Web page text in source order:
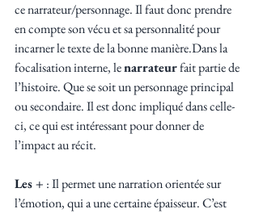
ce narrateur/personnage. Il faut donc prendre
en compte son vécu et sa personnalité pour
incarner le texte de la bonne manière.Dans la
focalisation interne, le narrateur fait partie de
l’histoire. Que se soit un personnage principal
ou secondaire. Il est donc impliqué dans celle-
ci, ce qui est intéressant pour donner de
l’impact au récit.
Les + : Il permet une narration orientée sur
l’émotion, qui a une certaine épaisseur. C’est